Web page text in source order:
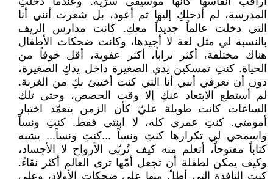
المدرسة، لم أدخلكِ إليها ثم أعود، بل شعرت أنني أنا
التي دخلت عالماً جديداً معكِ. كانت مدارس الريف
بالنسبة لي مثل لغة لا أجيدها، وكانت ضحكات الأطفال
هناك مختلفة، أكثر تراباً، أكثر عفوية، أقل خوفاً من
الحياة. كنتِ تمسكين يدي الصغيرة داخل يدكِ الصغيرة،
دون أن تعرفي أنني أنا التي كنت أختبئ بكِ من الغربة.
لم أستطع الابتعاد عنكِ إلا وقت الحصص، وحتى تلك
الساعات كانت طويلة عليّ كأن الزمن يتعمّد اختبار
أمومتي. كنتِ عمري كله، لا ابنتي فقط. كنتِ ونساً
واسمحي لي تكرارها كنتِ ونساً ...كنتِ ونساً... يشبه
كتاباً مفتوحاً، أتعلم منه كيف تُربّى الأرواح لا الأجساد،
وكيف يمكن لطفلة أن تجعل أمّها ترى العالم أكثر نقاءً.
كنتِ النافذة التي أطلّ منها على ضحكات الأولاد، وعلى